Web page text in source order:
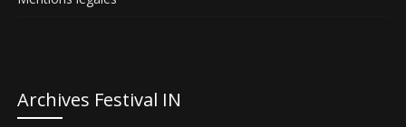
Archives Festival IN